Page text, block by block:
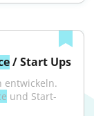
/ Start Ups
entwickeln.
und Start-